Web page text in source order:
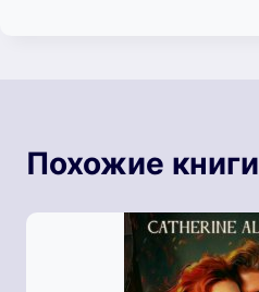
Похожие книги